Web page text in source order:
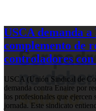
USCA demanda
complemento de
controladores
USCA (Unión Sindical de
demanda contra Enaire por
los profesionales que
jornada. Este sindicato